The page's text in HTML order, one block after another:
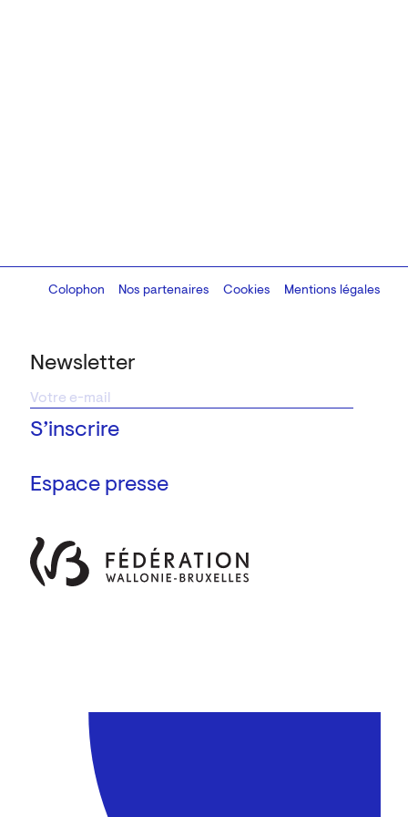
Newsletter
Espace presse
Colophon
Design:Marcel Kaczmarek, code:8080.studio
Nos partenaires Cookies Mentions légales